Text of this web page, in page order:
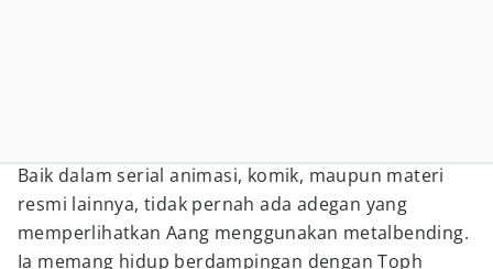
Baik dalam serial animasi, komik, maupun materi
resmi lainnya, tidak pernah ada adegan yang
memperlihatkan Aang menggunakan metalbending.
Ia memang hidup berdampingan dengan Toph